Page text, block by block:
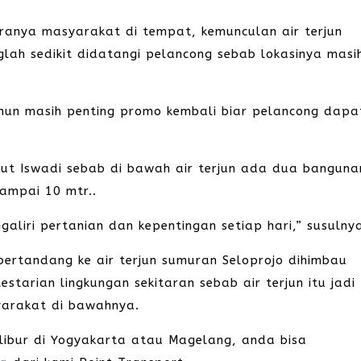
masyarakat di tempat, kemunculan air terjun
sedikit didatangi pelancong sebab lokasinya
masih penting promo kembali biar pelancong
Iswadi sebab di bawah air terjun ada dua
10 mtr..
pertanian dan kepentingan setiap hari,”
ke air terjun sumuran Seloprojo dihimbau
lingkungan sekitaran sebab air terjun itu jadi
di bawahnya.
di Yogyakarta atau Magelang, anda bisa